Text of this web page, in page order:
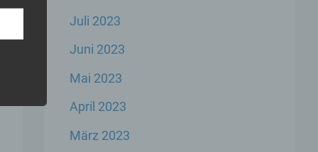
Juli 2023
Juni 2023
Mai 2023
April 2023
März 2023